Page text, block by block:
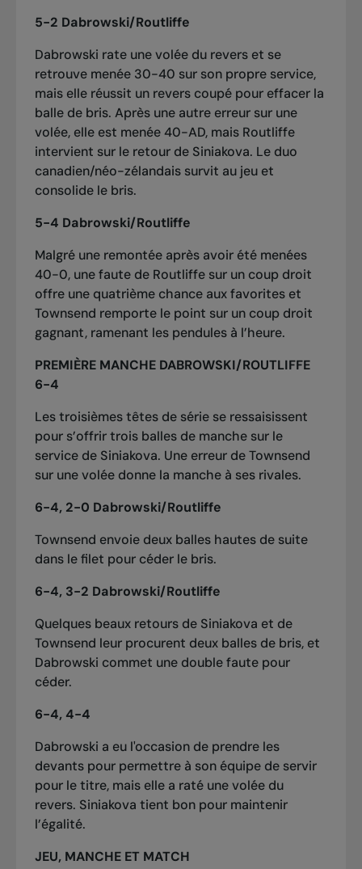
5-2 Dabrowski/Routliffe
Dabrowski rate une volée du revers et se
retrouve menée 30-40 sur son propre service,
mais elle réussit un revers coupé pour effacer la
balle de bris. Après une autre erreur sur une
volée, elle est menée 40-AD, mais Routliffe
intervient sur le retour de Siniakova. Le duo
canadien/néo-zélandais survit au jeu et
consolide le bris.
5-4 Dabrowski/Routliffe
Malgré une remontée après avoir été menées
40-0, une faute de Routliffe sur un coup droit
offre une quatrième chance aux favorites et
Townsend remporte le point sur un coup droit
gagnant, ramenant les pendules à l’heure.
PREMIÈRE MANCHE DABROWSKI/ROUTLIFFE
6-4
Les troisièmes têtes de série se ressaisissent
pour s’offrir trois balles de manche sur le
service de Siniakova. Une erreur de Townsend
sur une volée donne la manche à ses rivales.
6-4, 2-0 Dabrowski/Routliffe
Townsend envoie deux balles hautes de suite
dans le filet pour céder le bris.
6-4, 3-2 Dabrowski/Routliffe
Quelques beaux retours de Siniakova et de
Townsend leur procurent deux balles de bris, et
Dabrowski commet une double faute pour
céder.
6-4, 4-4
Dabrowski a eu l'occasion de prendre les
devants pour permettre à son équipe de servir
pour le titre, mais elle a raté une volée du
revers. Siniakova tient bon pour maintenir
l’égalité.
JEU, MANCHE ET MATCH